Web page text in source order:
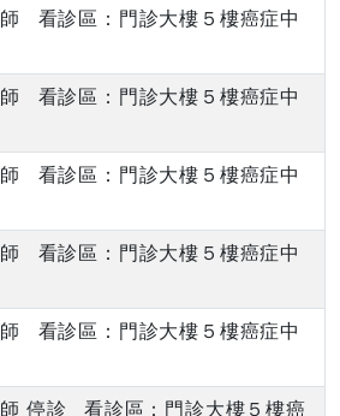
看診區：門診大樓５樓癌症中
看診區：門診大樓５樓癌症中
看診區：門診大樓５樓癌症中
看診區：門診大樓５樓癌症中
看診區：門診大樓５樓癌症中
停診 看診區：門診大樓５樓癌